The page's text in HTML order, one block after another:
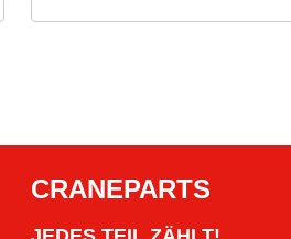
CRANEPARTS